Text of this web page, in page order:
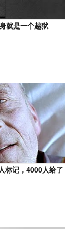
就是一个越狱
标记，4000人给了